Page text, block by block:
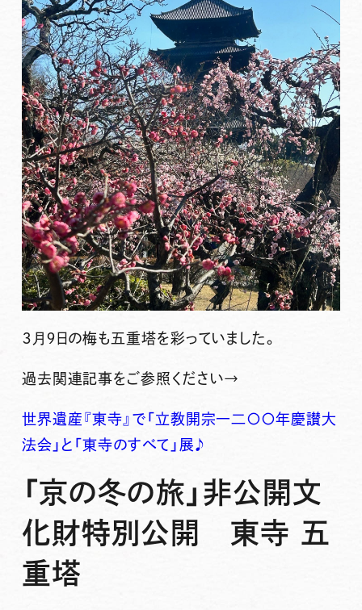
３月９日の梅も五重塔を彩っていました。
過去関連記事をご参照ください→
世界遺産『東寺』で「立教開宗一二〇〇年慶讃大
法会」と「東寺のすべて」展♪
「京の冬の旅」非公開文
化財特別公開 東寺 五
重塔